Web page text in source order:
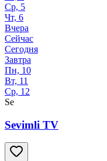
Ср, 5
Чт, 6
Вчера
Сейчас
Сегодня
Завтра
Пн, 10
Вт, 11
Ср, 12
Se
Sevimli TV